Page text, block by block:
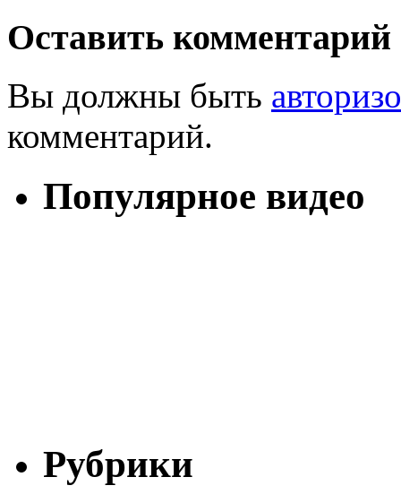
Оставить комментарий
Вы должны быть
комментарий.
Популярное видео
Рубрики